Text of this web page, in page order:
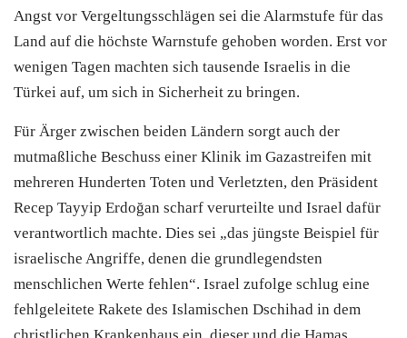
Angst vor Vergeltungsschlägen sei die Alarmstufe für das
Land auf die höchste Warnstufe gehoben worden. Erst vor
wenigen Tagen machten sich tausende Israelis in die
Türkei auf, um sich in Sicherheit zu bringen.
Für Ärger zwischen beiden Ländern sorgt auch der
mutmaßliche Beschuss einer Klinik im Gazastreifen mit
mehreren Hunderten Toten und Verletzten, den Präsident
Recep Tayyip Erdoğan scharf verurteilte und Israel dafür
verantwortlich machte. Dies sei „das jüngste Beispiel für
israelische Angriffe, denen die grundlegendsten
menschlichen Werte fehlen“. Israel zufolge schlug eine
fehlgeleitete Rakete des Islamischen Dschihad in dem